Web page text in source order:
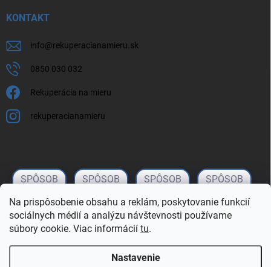
Na prispôsobenie obsahu a reklám, poskytovanie funkcií
sociálnych médií a analýzu návštevnosti používame
súbory cookie. Viac informácií tu.
Nastavenie
KONTAKT
info@rekuperacianamieru.sk
0850 030 032
Rekuperácia na mieru
rekuperacianamieru